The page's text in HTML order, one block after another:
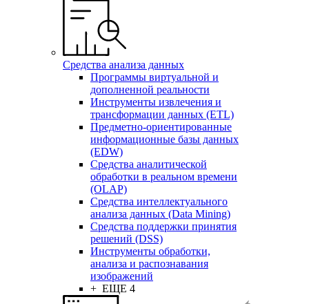
Средства анализа данных
Программы виртуальной и
дополненной реальности
Инструменты извлечения и
трансформации данных (ETL)
Предметно-ориентированные
информационные базы данных
(EDW)
Средства аналитической
обработки в реальном времени
(OLAP)
Средства интеллектуального
анализа данных (Data Mining)
Средства поддержки принятия
решений (DSS)
Инструменты обработки,
анализа и распознавания
изображений
+ ЕЩЕ 4